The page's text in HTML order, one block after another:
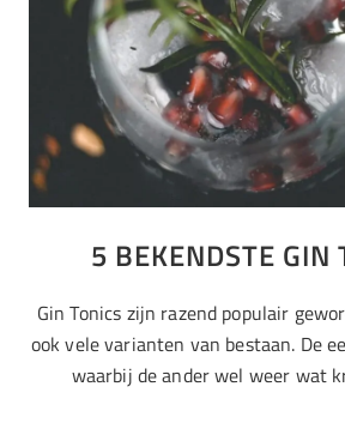
5 BEKENDSTE GIN
Gin Tonics zijn razend populair
ook vele varianten van bestaan. De
waarbij de ander wel weer wat